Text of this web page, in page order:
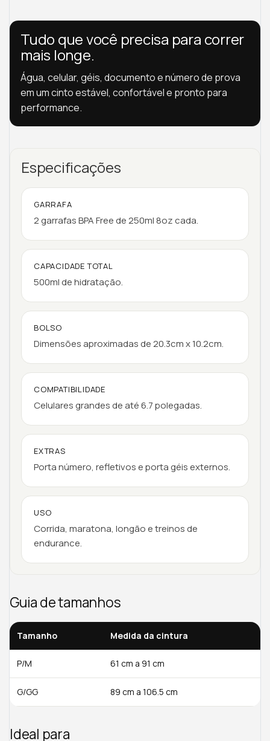
Tudo que você precisa para correr
mais longe.
Água, celular, géis, documento e número de prova
em um cinto estável, confortável e pronto para
performance.
Especificações
GARRAFA
2 garrafas BPA Free de 250ml 8oz cada.
CAPACIDADE TOTAL
500ml de hidratação.
BOLSO
Dimensões aproximadas de 20.3cm x 10.2cm.
COMPATIBILIDADE
Celulares grandes de até 6.7 polegadas.
EXTRAS
Porta número, refletivos e porta géis externos.
USO
Corrida, maratona, longão e treinos de
endurance.
Guia de tamanhos
Tamanho Medida da cintura
P/M 61 cm a 91 cm
G/GG 89 cm a 106.5 cm
Ideal para